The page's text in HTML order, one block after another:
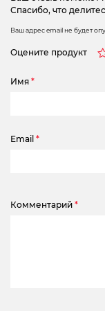
Спасибо, что
Ваш адрес email не будет
Оцените продукт
Имя *
Email *
Комментарий *